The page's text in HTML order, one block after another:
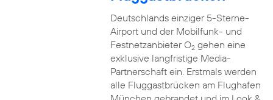
Deutschlands einziger 5-Sterne-
Airport und der Mobilfunk- und
Festnetzanbieter O2gehen eine
exklusive langfristige Media-
Partnerschaft ein. Erstmals werden
alle Fluggastbrücken am Flughafen